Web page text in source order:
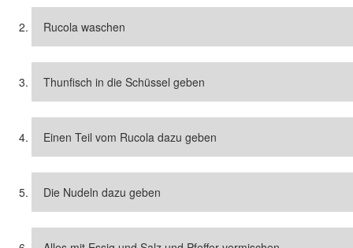
Rucola waschen
Thunfisch in die Schüssel geben
Einen Teil vom Rucola dazu geben
Die Nudeln dazu geben